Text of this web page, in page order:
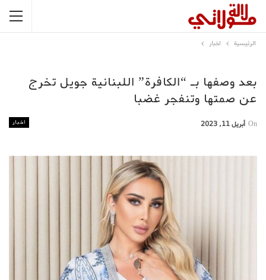
الرئيسية اخبار
بعد وصفها بـ “الكافرة” اللبنانية جويل تخرج
عن صمتها وتنفجر غضبا
اخبار On أبريل 11, 2023